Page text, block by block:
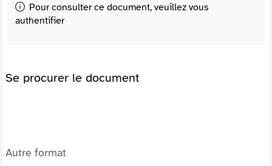
Pour consulter ce document, veuillez vous
authentifier
Se procurer le document
Autre format